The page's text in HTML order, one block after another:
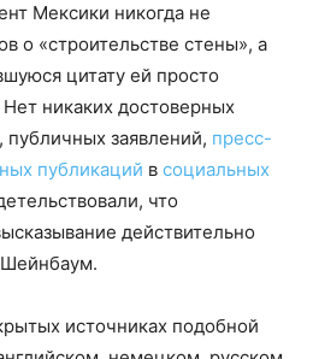
Мексики никогда не
о «строительстве стены», а
цитату ей просто
никаких достоверных
заявлений, пресс-
публикаций в социальных
что
действительно
источниках подобной